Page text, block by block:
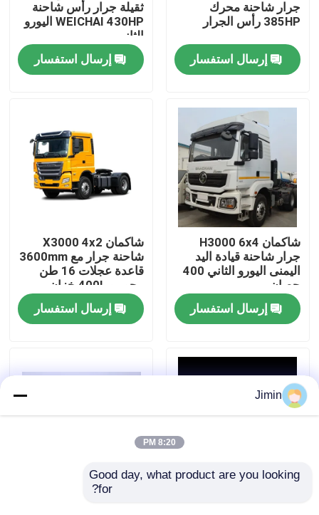
المنتجات
معلومات عنا
جولة في المعمل
رقابة جودة
اتصل بنا
أخبار
اطلب اقتباس
جرار شاحنة محرك
385HP رأس الجرار
إرسال استفسار
ثقيلة جرار رأس شاحنة
WEICHAI 430HP اليورو
الثاني
إرسال استفسار
شاكمان H3000 6x4
جرار شاحنة قيادة اليد
اليمنى اليورو الثاني 400
حصان
إرسال استفسار
شاكمان X3000 4x2
شاحنة جرار مع 3600mm
قاعدة عجلات 16 طن
محور و 400L خزان
الوقود
إرسال استفسار
Jimin
8:20 PM
Good day, what product are you looking
for?